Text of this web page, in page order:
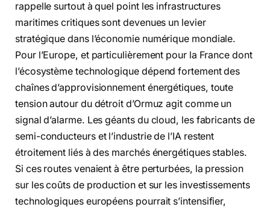
rappelle surtout à quel point les infrastructures
maritimes critiques sont devenues un levier
stratégique dans l’économie numérique mondiale.
Pour l’Europe, et particulièrement pour la France dont
l’écosystème technologique dépend fortement des
chaînes d’approvisionnement énergétiques, toute
tension autour du détroit d’Ormuz agit comme un
signal d’alarme. Les géants du cloud, les fabricants de
semi-conducteurs et l’industrie de l’IA restent
étroitement liés à des marchés énergétiques stables.
Si ces routes venaient à être perturbées, la pression
sur les coûts de production et sur les investissements
technologiques européens pourrait s’intensifier,